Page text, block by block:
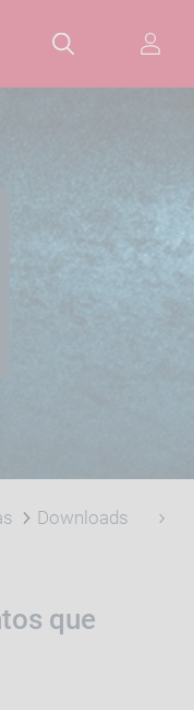
Downloads
que